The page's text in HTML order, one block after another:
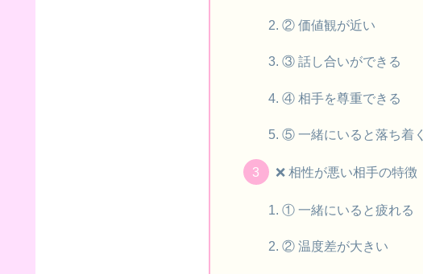
② 価値観が近い
③ 話し合いができる
④ 相手を尊重できる
⑤ 一緒にいると落ち着く
❌ 相性が悪い相手の特徴
① 一緒にいると疲れる
② 温度差が大きい